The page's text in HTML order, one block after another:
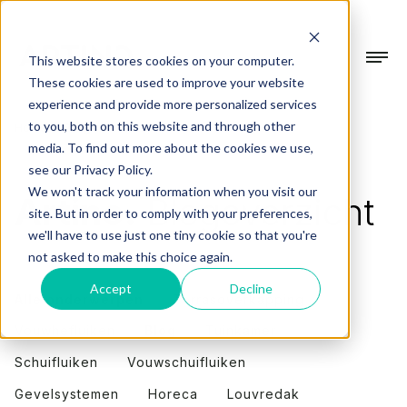
This website stores cookies on your computer.
These cookies are used to improve your website
experience and provide more personalized services
to you, both on this website and through other
media. To find out more about the cookies we use,
see our Privacy Policy.
We won't track your information when you visit our
site. But in order to comply with your preferences,
we'll have to use just one tiny cookie so that you're
not asked to make this choice again.
Accept Decline
Collectie
Gevelsystemen
Beschermen & verfraaien
Terrasoverkappingen
In alle seizoenen buiten genieten
Tuinkamers
Verdiep je leefruimte
Projecten
Over Artino
Over ons
Werkwijze
Altijd op maat
Home Blogoverzicht
Artino.Blogoverzicht
Alle onderwerpen Terrasoverkapping
Schuifluiken Vouwschuifluiken
Gevelsystemen Horeca Louvredak